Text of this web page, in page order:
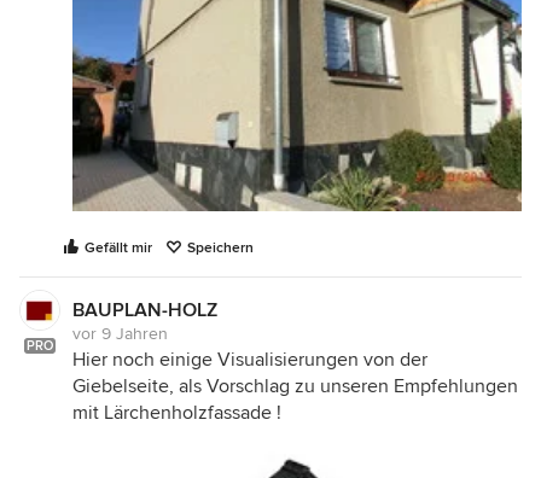
Gefällt mir Speichern
PRO
BAUPLAN-HOLZ
vor 9 Jahren
Hier noch einige Visualisierungen von der
Giebelseite, als Vorschlag zu unseren Empfehlungen
mit Lärchenholzfassade !